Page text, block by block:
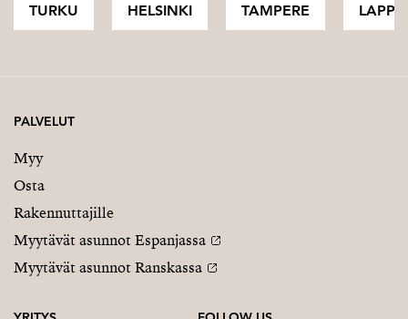
TURKU HELSINKI TAMPERE LAPPI
PALVELUT
Myy
Osta
Rakennuttajille
Myytävät asunnot Espanjassa
Myytävät asunnot Ranskassa